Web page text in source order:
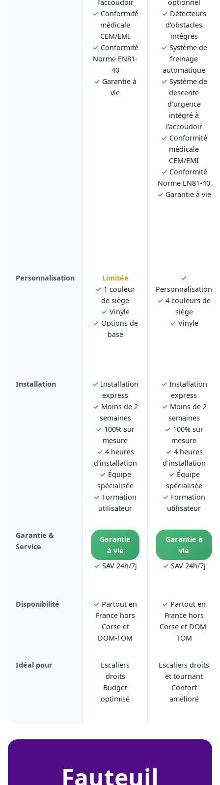
l’accoudoir
✓ Conformité
médicale
CEM/EMI
✓ Conformité
Norme EN81-
40
✓ Garantie à
vie
optionnel
✓ Détecteurs
d'obstacles
intégrés
✓ Système de
freinage
automatique
✓ Système de
descente
d’urgence
intégré à
l’accoudoir
✓ Conformité
médicale
CEM/EMI
✓ Conformité
Norme EN81-40
✓ Garantie à vie
Personnalisation
Limitée
✓ 1 couleur
de siège
✓ Vinyle
✓ Options de
base
✓
Personnalisation
✓ 4 couleurs de
siège
✓ Vinyle
Installation ✓ Installation
express
✓ Moins de 2
semaines
✓ 100% sur
mesure
✓ 4 heures
d'installation
✓ Équipe
spécialisée
✓ Formation
utilisateur
✓ Installation
express
✓ Moins de 2
semaines
✓ 100% sur
mesure
✓ 4 heures
d'installation
✓ Équipe
spécialisée
✓ Formation
utilisateur
Garantie &
Service
Garantie
à vie
✓ SAV 24h/7j
Garantie à
vie
✓ SAV 24h/7j
Disponibilité ✓ Partout en
France hors
Corse et
DOM-TOM
✓ Partout en
France hors
Corse et DOM-
TOM
Idéal pour
Escaliers
droits
Budget
optimisé
Escaliers droits
et tournant
Confort
amélioré
fauteuil